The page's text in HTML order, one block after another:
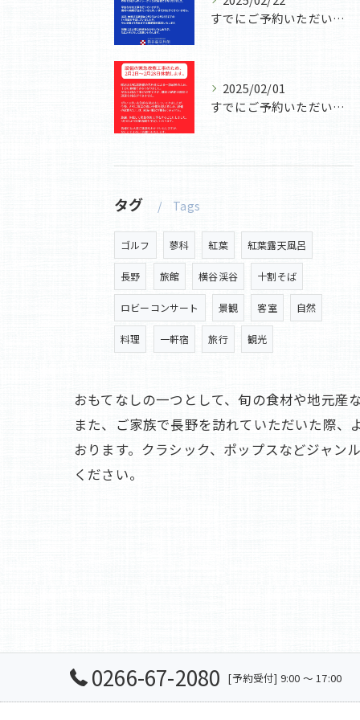
すでにご予約いただいていたお客様には大変なご迷惑と心配をおか...
2025/02/01
すでにご予約いただいていたお客様には
タグ Tags
ゴルフ 蓼科 紅葉 紅葉露天風呂
長野 旅館 横谷渓谷 十割そば
ロビーコンサート 景観 客室 自然
料理 一軒宿 旅行 観光
おもてなしの一つとして、旬の食材や地元産
また、ご家族で長野を訪れていただいた際
おります。クラシック、ポップスなどジャン
ください。
0266-67-2080 [予約受付] 9:00 ～ 17:00